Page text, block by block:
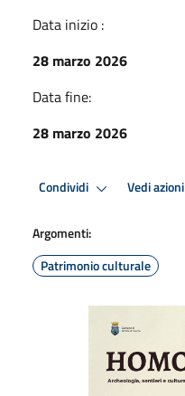
Data inizio :
28 marzo 2026
Data fine:
28 marzo 2026
Condividi Vedi azioni
Argomenti:
Patrimonio culturale